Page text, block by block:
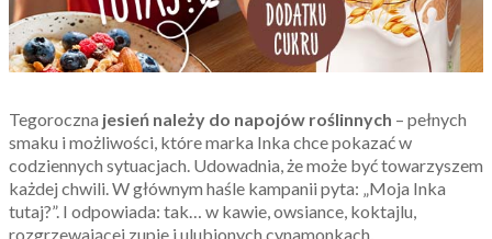
Tegoroczna jesień należy do napojów roślinnych – pełnych
smaku i możliwości, które marka Inka chce pokazać w
codziennych sytuacjach. Udowadnia, że może być towarzyszem
każdej chwili. W głównym haśle kampanii pyta: „Moja Inka
tutaj?”. I odpowiada: tak… w kawie, owsiance, koktajlu,
rozgrzewającej zupie i ulubionych cynamonkach.